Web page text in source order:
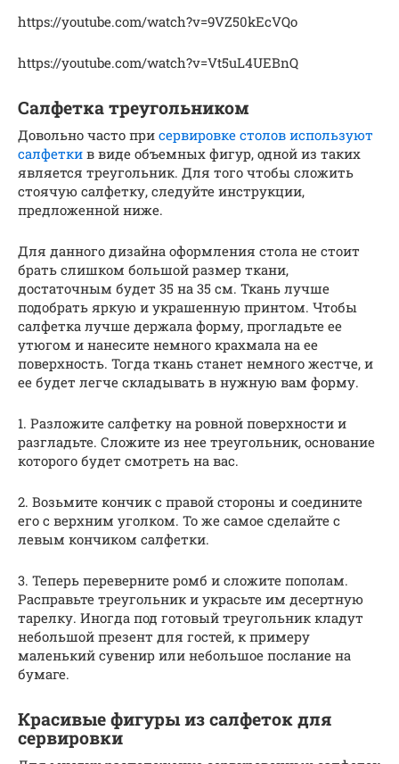
https://youtube.com/watch?v=9VZ50kEcVQo
https://youtube.com/watch?v=Vt5uL4UEBnQ
Салфетка треугольником
Довольно часто при сервировке столов используют
салфетки в виде объемных фигур, одной из таких
является треугольник. Для того чтобы сложить
стоячую салфетку, следуйте инструкции,
предложенной ниже.
Для данного дизайна оформления стола не стоит
брать слишком большой размер ткани,
достаточным будет 35 на 35 см. Ткань лучше
подобрать яркую и украшенную принтом. Чтобы
салфетка лучше держала форму, прогладьте ее
утюгом и нанесите немного крахмала на ее
поверхность. Тогда ткань станет немного жестче, и
ее будет легче складывать в нужную вам форму.
1. Разложите салфетку на ровной поверхности и
разгладьте. Сложите из нее треугольник, основание
которого будет смотреть на вас.
2. Возьмите кончик с правой стороны и соедините
его с верхним уголком. То же самое сделайте с
левым кончиком салфетки.
3. Теперь переверните ромб и сложите пополам.
Расправьте треугольник и украсьте им десертную
тарелку. Иногда под готовый треугольник кладут
небольшой презент для гостей, к примеру
маленький сувенир или небольшое послание на
бумаге.
Красивые фигуры из салфеток для
сервировки